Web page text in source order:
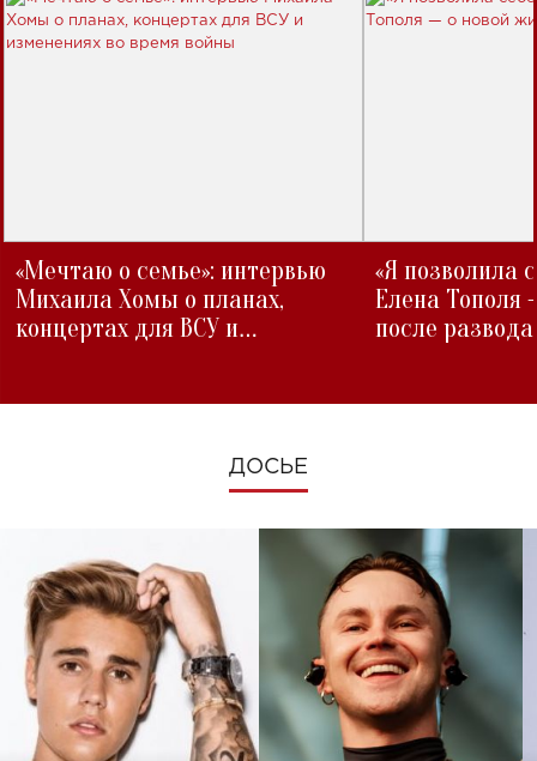
«Мечтаю о семье»: интервью
Михаила Хомы о планах,
концертах для ВСУ и
«Я позволила
Елена Тополя
после развода
ДОСЬЕ